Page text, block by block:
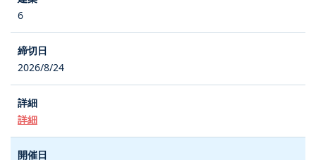
6
2026/8/24
詳細